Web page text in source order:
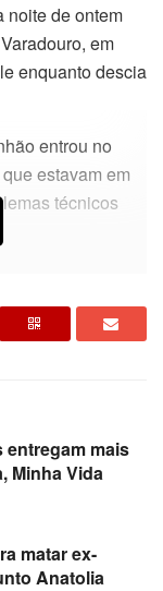
noite de ontem
em
enquanto descia
entrou no
estavam em
técnicos
mais
Minha Vida
matar ex-
Anatolia